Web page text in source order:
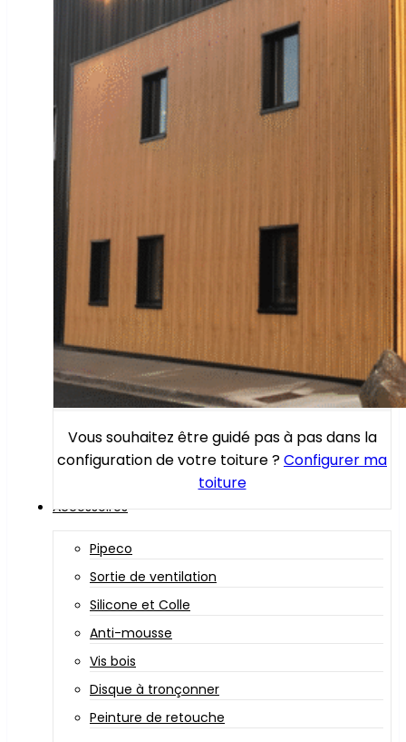
Vous souhaitez être guidé pas à pas dans la
configuration de votre toiture ?Configurer ma
toiture
Accessoires
Pipeco
Sortie de ventilation
Silicone et Colle
Anti-mousse
Vis bois
Disque à tronçonner
Peinture de retouche